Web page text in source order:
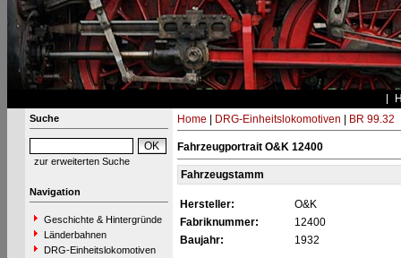
Suche
zur erweiterten Suche
Navigation
Geschichte & Hintergründe
Länderbahnen
DRG-Einheitslokomotiven
Home DRG-Einheitslokomotiven BR 99.32
Fahrzeugportrait O&K 12400
Fahrzeugstamm
Hersteller:
O&K
Fabriknummer:
12400
Baujahr:
1932